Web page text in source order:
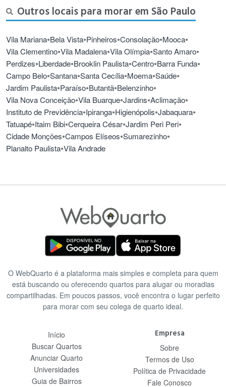
Outros locais para morar em São Paulo
Vila Mariana•Bela Vista•Pinheiros•Consolação•Mooca•
Vila Clementino•Vila Madalena•Vila Olímpia•Santo Amaro•
Perdizes•Liberdade•Brooklin Paulista•Centro•Barra Funda•
Campo Belo•Santana•Santa Cecília•Moema•Saúde•
Jardim Paulista•Paraíso•Butantã•Belenzinho•
Vila Nova Conceição•Vila Buarque•Jardins•Aclimação•
Instituto de Previdência•Ipiranga•Higienópolis•Jabaquara•
Tatuapé•Itaim Bibi•Cerqueira César•Jardim Peri Peri•
Cidade Monções•Campos Elíseos•Sumarezinho•
Planalto Paulista•Vila Andrade
O WebQuarto é a plataforma mais simples e completa para quem
está buscando ou oferecendo quartos para alugar ou moradias
compartilhadas. Em poucos passos, você encontra o lugar perfeito
para morar com seu colega de quarto ideal.
Início
Buscar Quartos
Anunciar Quarto
Universidades
Guia de Bairros
Empresa
Sobre
Termos de Uso
Política de Privacidade
Fale Conosco